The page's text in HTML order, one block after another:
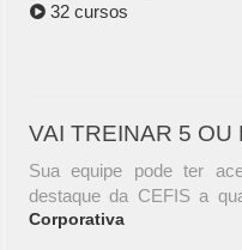
32 cursos
VAI TREINAR 5 OU
Sua equipe pode ter
destaque da CEFIS a
Corporativa